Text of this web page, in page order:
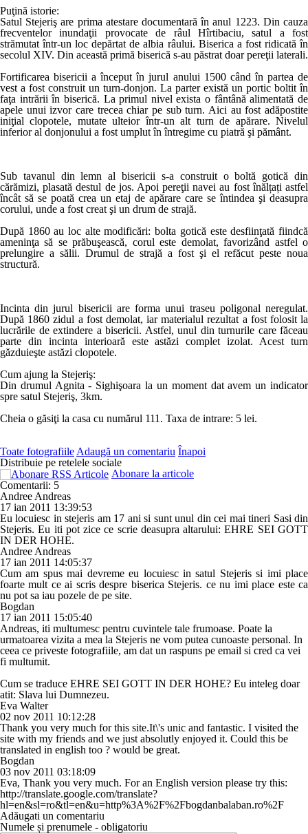
Puţină istorie:
Satul Stejeriş are prima atestare documentară în anul 1223. Din cauza
frecventelor inundaţii provocate de râul Hîrtibaciu, satul a fost
strămutat într-un loc depărtat de albia râului. Biserica a fost ridicată în
secolul XIV. Din această primă biserică s-au păstrat doar pereţii laterali.
Fortificarea bisericii a început în jurul anului 1500 când în partea de
vest a fost construit un turn-donjon. La parter există un portic boltit în
faţa intrării în biserică. La primul nivel exista o fântână alimentată de
apele unui izvor care trecea chiar pe sub turn. Aici au fost adăpostite
iniţial clopotele, mutate ulteior într-un alt turn de apărare. Nivelul
inferior al donjonului a fost umplut în întregime cu piatră şi pământ.
Sub tavanul din lemn al bisericii s-a construit o boltă gotică din
cărămizi, plasată destul de jos. Apoi pereţii navei au fost înălțați astfel
încât să se poată crea un etaj de apărare care se întindea şi deasupra
corului, unde a fost creat şi un drum de strajă.
După 1860 au loc alte modificări: bolta gotică este desfiinţată fiindcă
ameninţa să se prăbuşească, corul este demolat, favorizând astfel o
prelungire a sălii. Drumul de strajă a fost şi el refăcut peste noua
structură.
Incinta din jurul bisericii are forma unui traseu poligonal neregulat.
După 1860 zidul a fost demolat, iar materialul rezultat a fost folosit la
lucrările de extindere a bisericii. Astfel, unul din turnurile care făceau
parte din incinta interioară este astăzi complet izolat. Acest turn
găzduieşte astăzi clopotele.
Cum ajung la Stejeriş:
Din drumul Agnita - Sighişoara la un moment dat avem un indicator
spre satul Stejeriş, 3km.
Cheia o găsiţi la casa cu numărul 111. Taxa de intrare: 5 lei.
Toate fotografiile Adaugă un comentariu Înapoi
Distribuie pe retelele sociale
Abonare la articole
Comentarii: 5
Andree Andreas
17 ian 2011 13:39:53
Eu locuiesc in stejeris am 17 ani si sunt unul din cei mai tineri Sasi din
Stejeris. Eu iti pot zice ce scrie deasupra altarului: EHRE SEI GOTT
IN DER HOHE.
Andree Andreas
17 ian 2011 14:05:37
Cum am spus mai devreme eu locuiesc in satul Stejeris si imi place
foarte mult ce ai scris despre biserica Stejeris. ce nu imi place este ca
nu pot sa iau pozele de pe site.
Bogdan
17 ian 2011 15:05:40
Andreas, iti multumesc pentru cuvintele tale frumoase. Poate la
urmatoarea vizita a mea la Stejeris ne vom putea cunoaste personal. In
ceea ce priveste fotografiile, am dat un raspuns pe email si cred ca vei
fi multumit.
Cum se traduce EHRE SEI GOTT IN DER HOHE? Eu inteleg doar
atit: Slava lui Dumnezeu.
Eva Walter
02 nov 2011 10:12:28
Thank you very much for this site.It\'s unic and fantastic. I visited the
site with my friends and we just absolutly enjoyed it. Could this be
translated in english too ? would be great.
Bogdan
03 nov 2011 03:18:09
Eva, Thank you very much. For an English version please try this:
http://translate.google.com/translate?
hl=en&sl=ro&tl=en&u=http%3A%2F%2Fbogdanbalaban.ro%2F
Adăugati un comentariu
Numele și prenumele - obligatoriu